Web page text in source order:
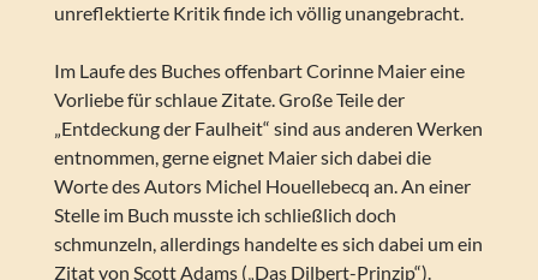
unreflektierte Kritik finde ich völlig unangebracht.
Im Laufe des Buches offenbart Corinne Maier eine
Vorliebe für schlaue Zitate. Große Teile der
„Entdeckung der Faulheit“ sind aus anderen Werken
entnommen, gerne eignet Maier sich dabei die
Worte des Autors Michel Houellebecq an. An einer
Stelle im Buch musste ich schließlich doch
schmunzeln, allerdings handelte es sich dabei um ein
Zitat von Scott Adams („Das Dilbert-Prinzip“).